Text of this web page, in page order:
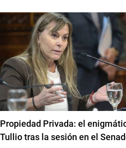
Propiedad Privada: el
Tullio tras la sesión en el